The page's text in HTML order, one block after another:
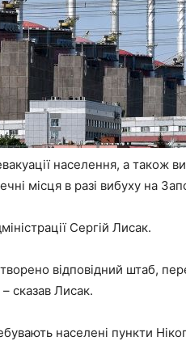
населення, а також
місця в разі вибуху на
Сергій Лисак.
відповідний штаб,
сказав Лисак.
населені пункти